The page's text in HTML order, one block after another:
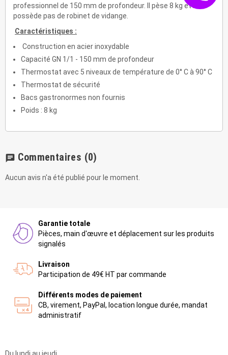
professionnel de 150 mm de profondeur. Il pèse 8 kg et ne
possède pas de robinet de vidange.
Caractéristiques :
Construction en acier inoxydable
Capacité GN 1/1 - 150 mm de profondeur
Thermostat avec 5 niveaux de température de 0° C à 90° C
Thermostat de sécurité
Bacs gastronormes non fournis
Poids : 8 kg
chat Commentaires (0)
Aucun avis n'a été publié pour le moment.
Garantie totale
Pièces, main d'œuvre et déplacement sur les produits
signalés
Livraison
Participation de 49€ HT par commande
Différents modes de paiement
CB, virement, PayPal, location longue durée, mandat
administratif
Du lundi au jeudi